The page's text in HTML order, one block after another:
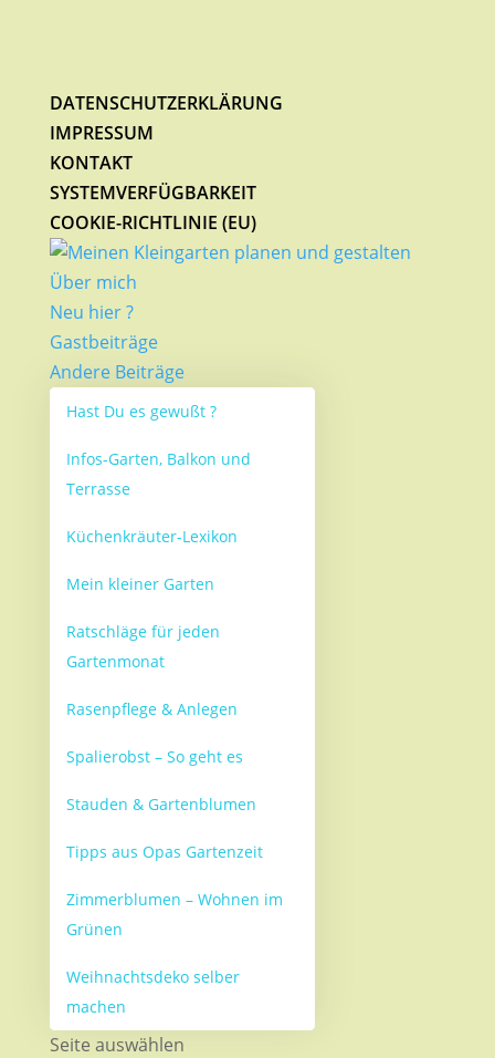
DATENSCHUTZERKLÄRUNG
IMPRESSUM
KONTAKT
SYSTEMVERFÜGBARKEIT
COOKIE-RICHTLINIE (EU)
Über mich
Neu hier ?
Gastbeiträge
Andere Beiträge
Hast Du es gewußt ?
Infos-Garten, Balkon und
Terrasse
Küchenkräuter-Lexikon
Mein kleiner Garten
Ratschläge für jeden
Gartenmonat
Rasenpflege & Anlegen
Spalierobst – So geht es
Stauden & Gartenblumen
Tipps aus Opas Gartenzeit
Zimmerblumen – Wohnen im
Grünen
Weihnachtsdeko selber
machen
Seite auswählen